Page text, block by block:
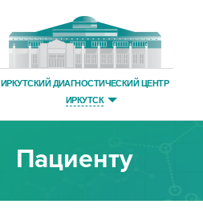
ИРКУТСКИЙ ДИАГНОСТИЧЕСКИЙ ЦЕНТР
ИРКУТСК
Пациенту